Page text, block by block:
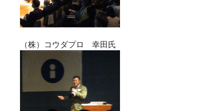
（株）コウダプロ 幸田氏